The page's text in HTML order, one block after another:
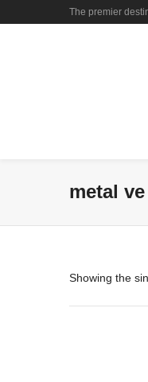
The premier
metal
Showing the